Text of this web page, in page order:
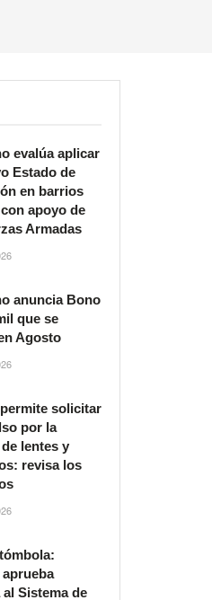
evalúa aplicar
Estado de
en barrios
apoyo de
Armadas
anuncia Bono
que se
Agosto
solicitar
por la
lentes y
revisa los
Sistema de